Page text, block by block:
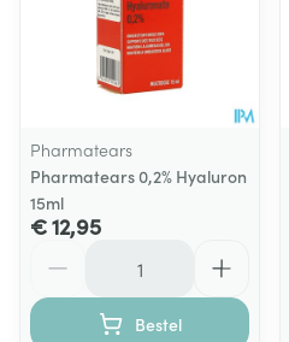
Pharmatears
Pharmatears 0,2% Hyaluron
15ml
€ 12,95
Bestel